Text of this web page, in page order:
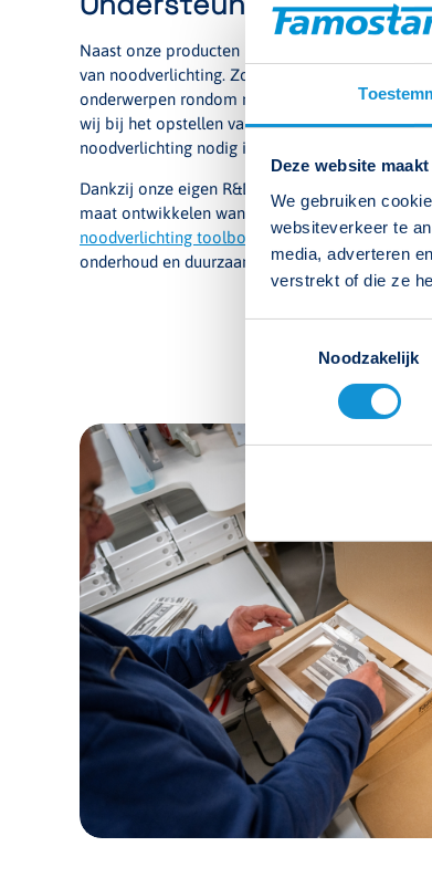
Deze website
We gebruiken
websiteverkeer te
media, adverteren
verstrekt of die ze
Noodzakelijk
Naast onze producten bieden wij verschillende
van noodverlichting. Zo delen wij onze kennis via
onderwerpen rondom noodverlichting en
wij bij het opstellen van een
noodverlichting nodig is om veilige vluchtroutes
Dankzij onze eigen R&D- en
maat ontwikkelen wanneer een project daarom
noodverlichting toolbox
met praktische
onderhoud en duurzaamheid.